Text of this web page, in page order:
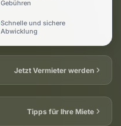
Gebühren
Schnelle und sichere
Abwicklung
Jetzt Vermieter werden
Tipps für Ihre Miete